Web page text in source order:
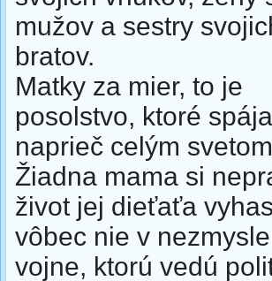
mužov a sestry
bratov.
Matky za mier, to je
posolstvo, ktoré
naprieč celým
Žiadna mama si
život jej dieťaťa
vôbec nie v
vojne, ktorú vedú